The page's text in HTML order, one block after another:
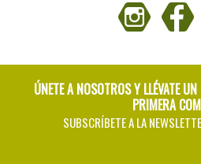
ÚNETE A NOSOTROS Y LLÉVATE UN
PRIMERA
SUBSCRÍBETE A LA